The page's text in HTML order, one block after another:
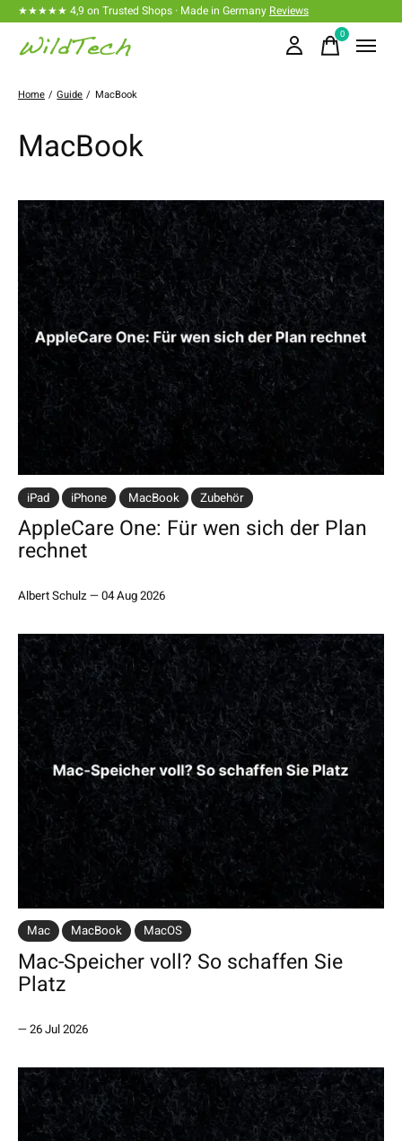
★★★★★ 4,9 on Trusted Shops · Made in Germany Reviews
0items
Home / Guide / MacBook
MacBook
iPad iPhone MacBook Zubehör
AppleCare One: Für wen sich der Plan
rechnet
Albert Schulz—04 Aug 2026
Mac MacBook MacOS
Mac-Speicher voll? So schaffen Sie
Platz
—26 Jul 2026